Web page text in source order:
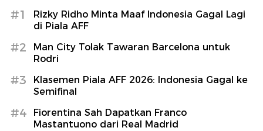
#1
Rizky Ridho Minta Maaf Indonesia Gagal Lagi
di Piala AFF
#2
Man City Tolak Tawaran Barcelona untuk
Rodri
#3
Klasemen Piala AFF 2026: Indonesia Gagal ke
Semifinal
#4
Fiorentina Sah Dapatkan Franco
Mastantuono dari Real Madrid